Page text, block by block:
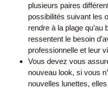
plusieurs paires
possibilités suivant les
rendre à la plage
ressentent le besoin
professionnelle et leur
Vous devez vous
nouveau look, si vous
nouvelles lunettes,